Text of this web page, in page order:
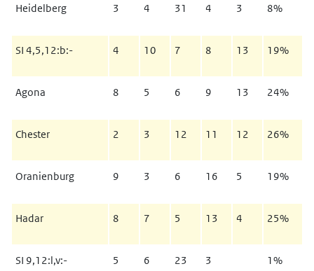
Heidelberg 3 4 31 4 3 8%
SI 4,5,12:b:- 4 10 7 8 13 19%
Agona 8 5 6 9 13 24%
Chester 2 3 12 11 12 26%
Oranienburg 9 3 6 16 5 19%
Hadar 8 7 5 13 4 25%
SI 9,12:l,v:- 5 6 23 3 1%